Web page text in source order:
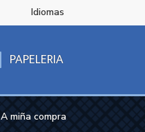
Idiomas
PAPELERIA
A miña compra